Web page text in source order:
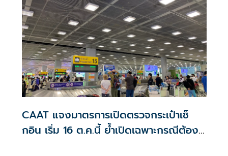
CAAT แจงมาตรการเปิดตรวจกระเป๋าเช็
กอิน เริ่ม 16 ต.ค.นี้ ย้ำเปิดเฉพาะกรณีต้อง